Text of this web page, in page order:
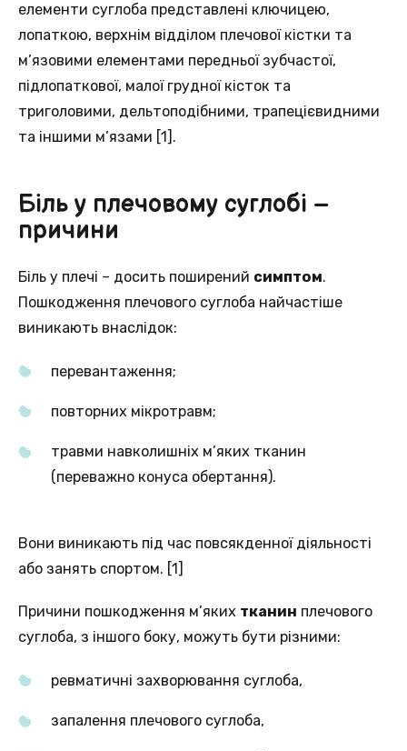
елементи суглоба представлені ключицею,
лопаткою, верхнім відділом плечової кістки та
м’язовими елементами передньої зубчастої,
підлопаткової, малої грудної кісток та
триголовими, дельтоподібними, трапецієвидними
та іншими м’язами [1].
Біль у плечовому суглобі –
причини
Біль у плечі – досить поширений симптом.
Пошкодження плечового суглоба найчастіше
виникають внаслідок:
перевантаження;
повторних мікротравм;
травми навколишніх м’яких тканин
(переважно конуса обертання).
Вони виникають під час повсякденної діяльності
або занять спортом. [1]
Причини пошкодження м’яких тканин плечового
суглоба, з іншого боку, можуть бути різними:
ревматичні захворювання суглоба,
запалення плечового суглоба,